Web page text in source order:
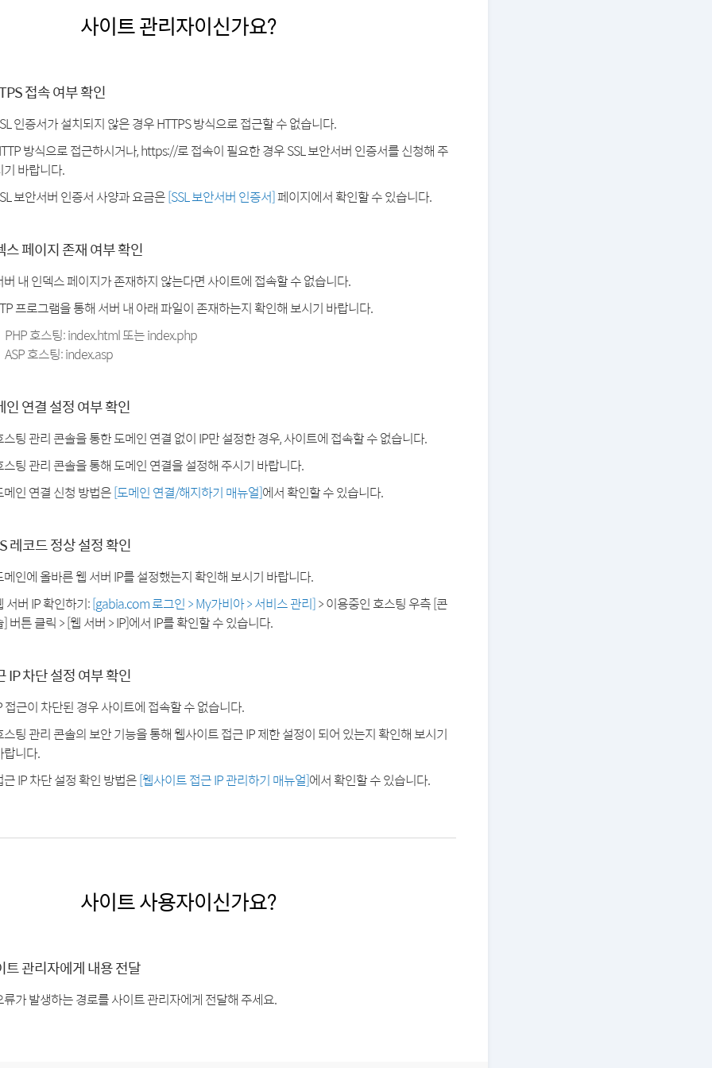
사이트 관리자이신가요?
접속 여부 확인
인증서가 설치되지 않은 경우 HTTPS 방식으로 접근할 수 없습니다.
방식으로 접근하시거나, https://로 접속이 필요한 경우 SSL 보안서버 인증서를 신청해 주
기 바랍니다.
보안서버 인증서 사양과 요금은[SSL 보안서버 인증서]페이지에서 확인할 수 있습니다.
스 페이지 존재 여부 확인
버 내 인덱스 페이지가 존재하지 않는다면 사이트에 접속할 수 없습니다.
프로그램을 통해 서버 내 아래 파일이 존재하는지 확인해 보시기 바랍니다.
PHP 호스팅: index.html 또는 index.php
ASP 호스팅: index.asp
인 연결 설정 여부 확인
스팅 관리 콘솔을 통한 도메인 연결 없이 IP만 설정한 경우, 사이트에 접속할 수 없습니다.
스팅 관리 콘솔을 통해 도메인 연결을 설정해 주시기 바랍니다.
메인 연결 신청 방법은[도메인 연결/해지하기 매뉴얼]에서 확인할 수 있습니다.
레코드 정상 설정 확인
메인에 올바른 웹 서버 IP를 설정했는지 확인해 보시기 바랍니다.
서버 IP 확인하기:[gabia.com 로그인 > My가비아 > 서비스 관리]> 이용중인 호스팅 우측 [콘
] 버튼 클릭 > [웹 서버 > IP]에서 IP를 확인할 수 있습니다.
IP 차단 설정 여부 확인
접근이 차단된 경우 사이트에 접속할 수 없습니다.
스팅 관리 콘솔의 보안 기능을 통해 웹사이트 접근 IP 제한 설정이 되어 있는지 확인해 보시기
랍니다.
근 IP 차단 설정 확인 방법은[웹사이트 접근 IP 관리하기 매뉴얼]에서 확인할 수 있습니다.
사이트 사용자이신가요?
트 관리자에게 내용 전달
류가 발생하는 경로를 사이트 관리자에게 전달해 주세요.